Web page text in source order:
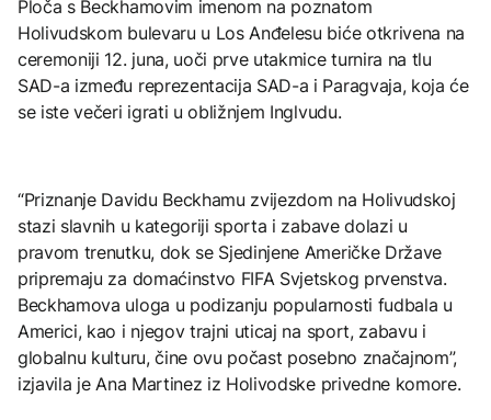
Ploča s Beckhamovim imenom na poznatom
Holivudskom bulevaru u Los Anđelesu biće otkrivena na
ceremoniji 12. juna, uoči prve utakmice turnira na tlu
SAD-a između reprezentacija SAD-a i Paragvaja, koja će
se iste večeri igrati u obližnjem Inglvudu.
“Priznanje Davidu Beckhamu zvijezdom na Holivudskoj
stazi slavnih u kategoriji sporta i zabave dolazi u
pravom trenutku, dok se Sjedinjene Američke Države
pripremaju za domaćinstvo FIFA Svjetskog prvenstva.
Beckhamova uloga u podizanju popularnosti fudbala u
Americi, kao i njegov trajni uticaj na sport, zabavu i
globalnu kulturu, čine ovu počast posebno značajnom”,
izjavila je Ana Martinez iz Holivodske privedne komore.